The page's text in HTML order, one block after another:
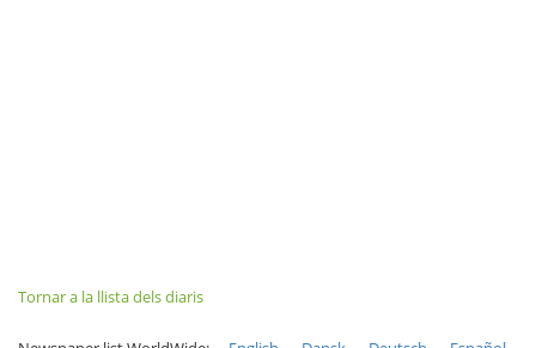
Tornar a la llista dels diaris